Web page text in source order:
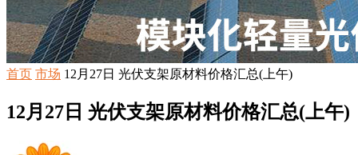
首页 市场 12月27日 光伏支架原材料价格汇总(上午)
12月27日 光伏支架原材料价格汇总(上午)